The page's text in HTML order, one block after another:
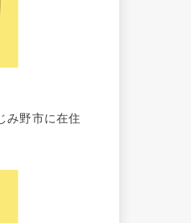
み野市に在住